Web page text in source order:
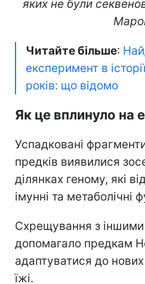
яких не були
Читайте більше:
експеримент в
років: що відомо
Як це вплинуло на
Успадковані
предків виявилися
ділянках геному, які
імунні та метаболічні
Схрещування з
допомагало предкам
адаптуватися до
їжі.